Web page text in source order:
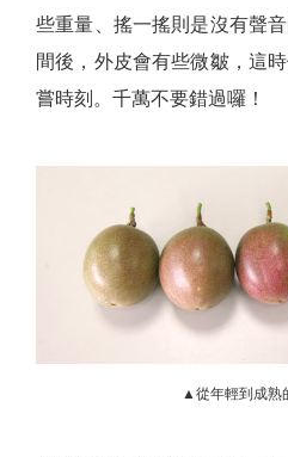
些重量、搖一搖則是沒有聲
間後，外皮會有些微皺，這
嘗時刻。千萬不要錯過囉！
▲從年輕到成熟